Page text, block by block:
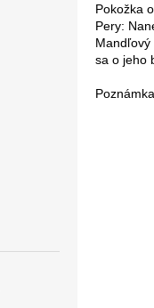
Pokožka
Pery:
Mandľový
sa o jeho